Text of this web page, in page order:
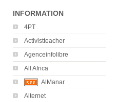
INFORMATION
4PT
Activistteacher
Agenceinfolibre
All Africa
AlManar
Alternet